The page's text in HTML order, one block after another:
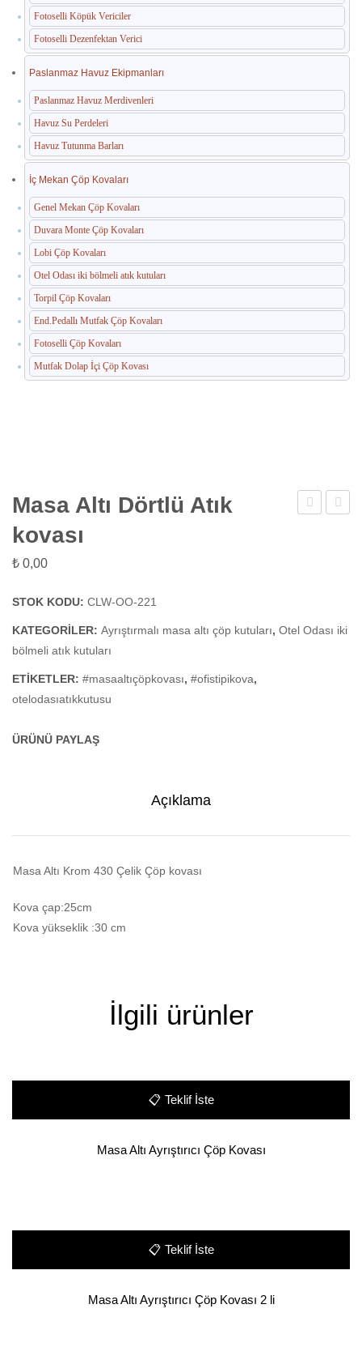
Fotoselli Köpük Vericiler
Fotoselli Dezenfektan Verici
Paslanmaz Havuz Ekipmanları
Paslanmaz Havuz Merdivenleri
Havuz Su Perdeleri
Havuz Tutunma Barları
İç Mekan Çöp Kovaları
Genel Mekan Çöp Kovaları
Duvara Monte Çöp Kovaları
Lobi Çöp Kovaları
Otel Odası iki bölmeli atık kutuları
Torpil Çöp Kovaları
End.Pedallı Mutfak Çöp Kovaları
Fotoselli Çöp Kovaları
Mutfak Dolap İçi Çöp Kovası
Masa Altı Dörtlü Atık
kovası
₺ 0,00
STOK KODU: CLW-OO-221
KATEGORILER: Ayrıştırmalı masa altı çöp kutuları, Otel Odası iki
bölmeli atık kutuları
ETIKETLER: #masaaltıçöpkovası, #ofistipikova,
otelodasıatıkkutusu
ÜRÜNÜ PAYLAŞ
Açıklama
Masa Altı Krom 430 Çelik Çöp kovası
Kova çap:25cm
Kova yükseklik :30 cm
İlgili ürünler
📋 Teklif İste
Masa Altı Ayrıştırıcı Çöp Kovası
📋 Teklif İste
Masa Altı Ayrıştırıcı Çöp Kovası 2 li